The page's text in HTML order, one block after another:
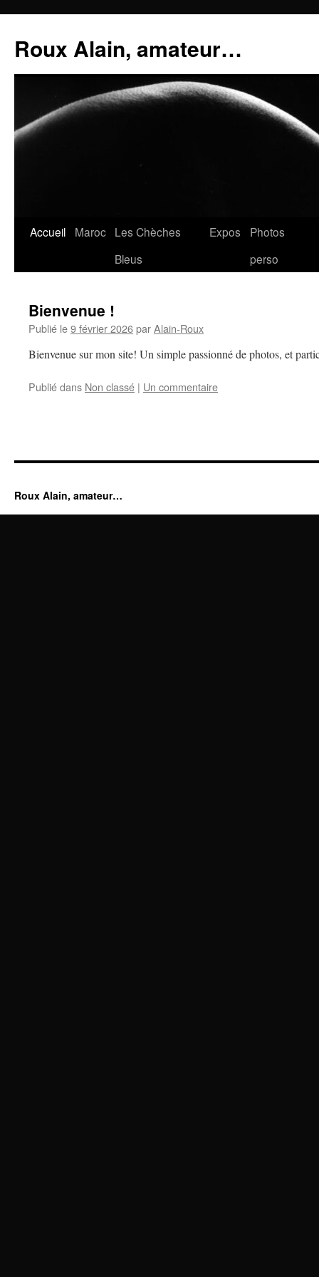
contenu
Roux Alain, amateur…
Accueil Maroc Les Chèches
Bleus
Expos
Photos
perso
Bienvenue !
Publié le9 février 2026parAlain-Roux
Bienvenue sur mon site! Un simple passionné de photos, et
Publié dans Non classé | Un commentaire
Roux Alain, amateur…